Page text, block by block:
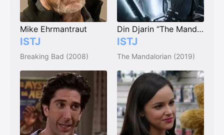
Mike Ehrmantraut
ISTJ
Breaking Bad (2008)
Din Djarin “The Mandalorian”
ISTJ
The Mandalorian (2019)